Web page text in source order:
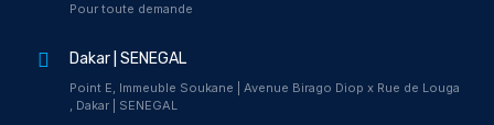
Pour toute demande
Dakar | SENEGAL
Point E, Immeuble Soukane | Avenue Birago Diop x Rue de Louga
, Dakar | SENEGAL